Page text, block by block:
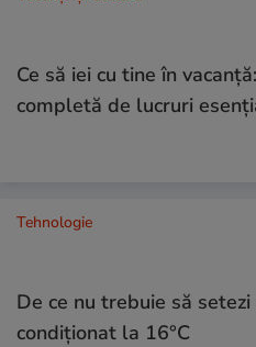
Ce să iei cu tine în
completă de lucruri
Tehnologie
De ce nu trebuie să
condiţionat la 16°C